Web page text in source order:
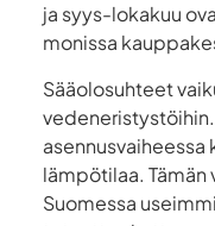
ja syys-lokakuu
monissa
Sääolosuhteet
asennusvaiheessa
lämpötilaa.
Suomessa